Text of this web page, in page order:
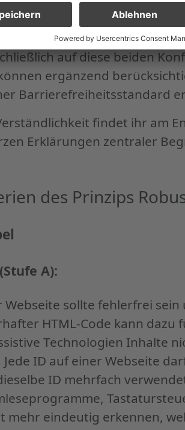
gemäß BITV 2.0 und
Stufen A und AA verpflichtet
auf diese beiden
ergänzend
Barrierefreiheitsstandard
findet ihr am
Erklärungen zentraler
des Prinzips
A):
Webseite sollte fehlerfrei
HTML-Code kann dazu
Technologien Inhalte
ID auf einer Webseite
ID mehrfach
mehr eindeutig erkennen,